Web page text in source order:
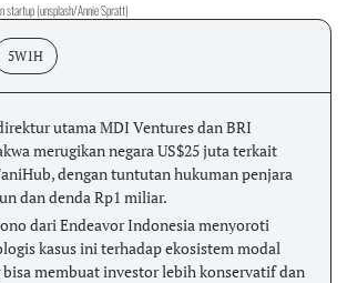
startup (unsplash/Annie Spratt)
5W1H
utama MDI Ventures dan BRI
merugikan negara US$25 juta terkait
dengan tuntutan hukuman penjara
dan denda Rp1 miliar.
dari Endeavor Indonesia menyoroti
kasus ini terhadap ekosistem modal
bisa membuat investor lebih konservatif dan